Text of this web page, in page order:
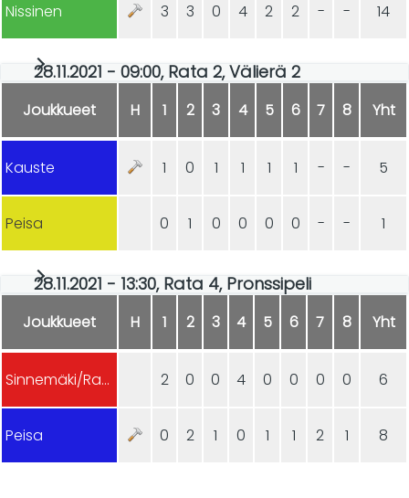
Nissinen 3 3 0 4 2 2 - - 14
28.11.2021 - 09:00, Rata 2, Välierä 2
Joukkueet H 1 2 3 4 5 6 7 8 Yht
Kauste 1 0 1 1 1 1 - - 5
Peisa 0 1 0 0 0 0 - - 1
28.11.2021 - 13:30, Rata 4, Pronssipeli
Joukkueet H 1 2 3 4 5 6 7 8 Yht
Sinnemäki/Rantasalmi 2 0 0 4 0 0 0 0 6
Peisa 0 2 1 0 1 1 2 1 8